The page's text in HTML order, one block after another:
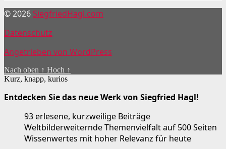
© 2026 SiegfriedHagl.com
Datenschutz
Angetrieben von WordPress
Nach oben ↑ Hoch ↑
Kurz, knapp, kurios
Entdecken Sie das neue Werk von Siegfried Hagl!
93 erlesene, kurzweilige Beiträge
Weltbilderweiternde Themenvielfalt auf 500 Seiten
Wissenwertes mit hoher Relevanz für heute